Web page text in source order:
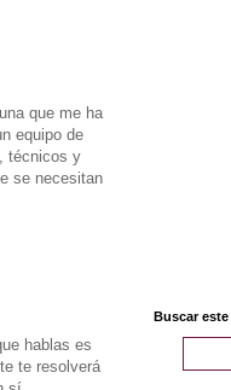
que me ha
equipo de
técnicos y
se necesitan
hablas es
te resolverá
Buscar